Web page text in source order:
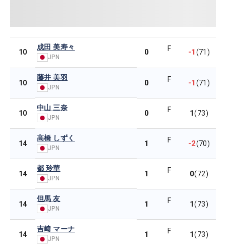
10
成田 美寿々
JPN
0 F -1(71)
10
藤井 美羽
JPN 0 F -1(71)
10
中山 三奈
JPN 0 F 1(73)
14
高橋 しずく
JPN 1 F -2(70)
14
都 玲華
JPN 1 F 0(72)
14
但馬 友
JPN 1 F 1(73)
14
吉﨑 マーナ
JPN 1 F 1(73)